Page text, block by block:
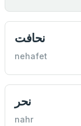
نحافت
nehafet
نحر
nahr